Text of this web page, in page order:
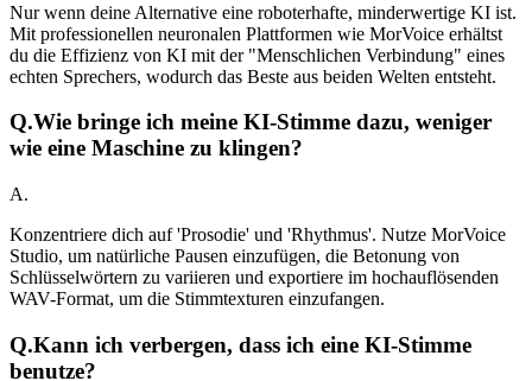
Nur wenn deine Alternative eine roboterhafte, minderwertige KI ist.
Mit professionellen neuronalen Plattformen wie MorVoice erhältst
du die Effizienz von KI mit der "Menschlichen Verbindung" eines
echten Sprechers, wodurch das Beste aus beiden Welten entsteht.
Q.Wie bringe ich meine KI-Stimme dazu, weniger
wie eine Maschine zu klingen?
A.
Konzentriere dich auf 'Prosodie' und 'Rhythmus'. Nutze MorVoice
Studio, um natürliche Pausen einzufügen, die Betonung von
Schlüsselwörtern zu variieren und exportiere im hochauflösenden
WAV-Format, um die Stimmtexturen einzufangen.
Q.Kann ich verbergen, dass ich eine KI-Stimme
benutze?